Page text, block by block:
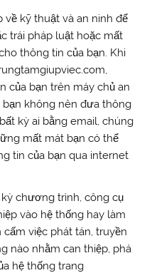
kỹ thuật và an ninh để
trái pháp luật hoặc mất
thông tin của bạn. Khi
của bạn trên máy chủ an
không nên đưa thông
kỳ ai bằng email, chúng
mất mát bạn có thể
tin của bạn qua internet
chương trình, công cụ
vào hệ thống hay làm
việc phát tán, truyền
nào nhằm can thiệp, phá
hệ thống trang